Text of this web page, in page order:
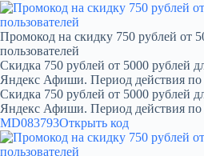
Промокод на скидку 750 рублей от
пользователей
Скидка 750 рублей от 5000 рублей
Яндекс Афиши. Период действия по
Скидка 750 рублей от 5000 рублей
Яндекс Афиши. Период действия по
MD083793Открыть код